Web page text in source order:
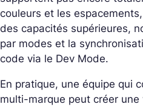
couleurs et les
des capacités supérieures,
par modes et la
code via le Dev Mode.
En pratique, une équipe qui
multi-marque peut créer une